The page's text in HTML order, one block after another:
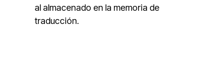
al almacenado en la memoria de
traducción.